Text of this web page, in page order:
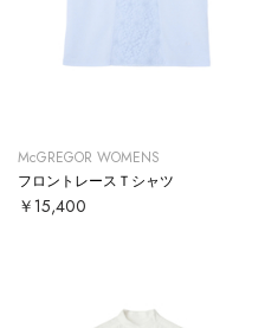
McGREGOR WOMENS
フロントレースＴシャツ
￥15,400